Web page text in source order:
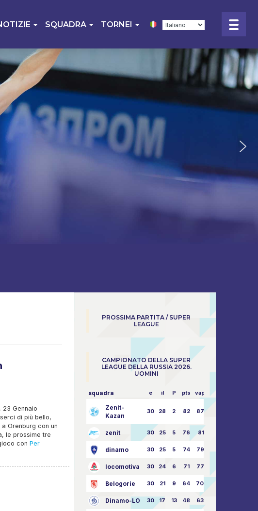
SQUADRA TORNEI
23 Gennaio
di più bello,
Orenburg con un
le prossime tre
con Per
PROSSIMA PARTITA / SUPER
LEAGUE
CAMPIONATO DELLA SUPER
LEAGUE DELLA RUSSIA 2026.
UOMINI
squadra e il P pts vapore
Zenit-
Kazan
30 28 2 82 87:24
zenit 30 25 5 76 81:21
dinamo 30 25 5 74 79:26
locomotiva 30 24 6 71 77:33
Belogorie 30 21 9 64 70:40
Dinamo-LO 30 17 13 48 63:57